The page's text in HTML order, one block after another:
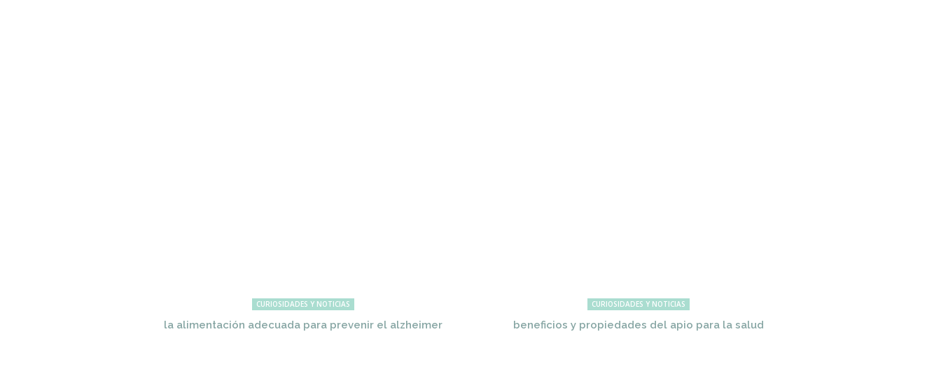
CURIOSIDADES Y NOTICIAS
la alimentación adecuada para prevenir el alzheimer
CURIOSIDADES Y NOTICIAS
beneficios y propiedades del apio para la salud